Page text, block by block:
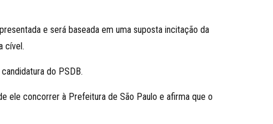
e será baseada em uma suposta incitação da
cível.
do PSDB.
ele concorrer à Prefeitura de São Paulo e afirma que o